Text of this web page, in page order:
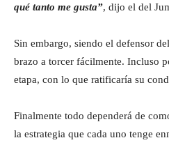
qué tanto me gusta”, dijo el del
Sin embargo, siendo el defensor
brazo a torcer fácilmente. Incluso
etapa, con lo que ratificaría su
Finalmente todo dependerá de
la estrategia que cada uno tenge